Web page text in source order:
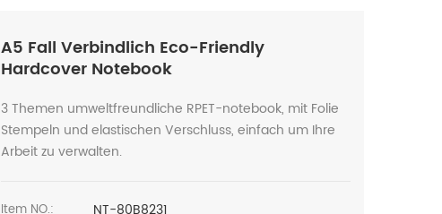
A5 Fall Verbindlich Eco-Friendly
Hardcover Notebook
3 Themen umweltfreundliche RPET-notebook, mit Folie
Stempeln und elastischen Verschluss, einfach um Ihre
Arbeit zu verwalten.
Item NO.: